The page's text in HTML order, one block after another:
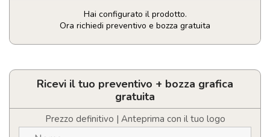
Hai configurato il prodotto.
Ora richiedi preventivo e bozza gratuita
Mouse
fili
quantitàRicevi il tuo preventivo + bozza grafica
gratuita
Prezzo definitivo | Anteprima con il tuo logo